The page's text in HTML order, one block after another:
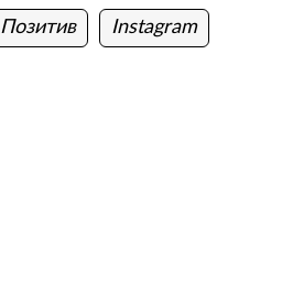
Позитив Instagram